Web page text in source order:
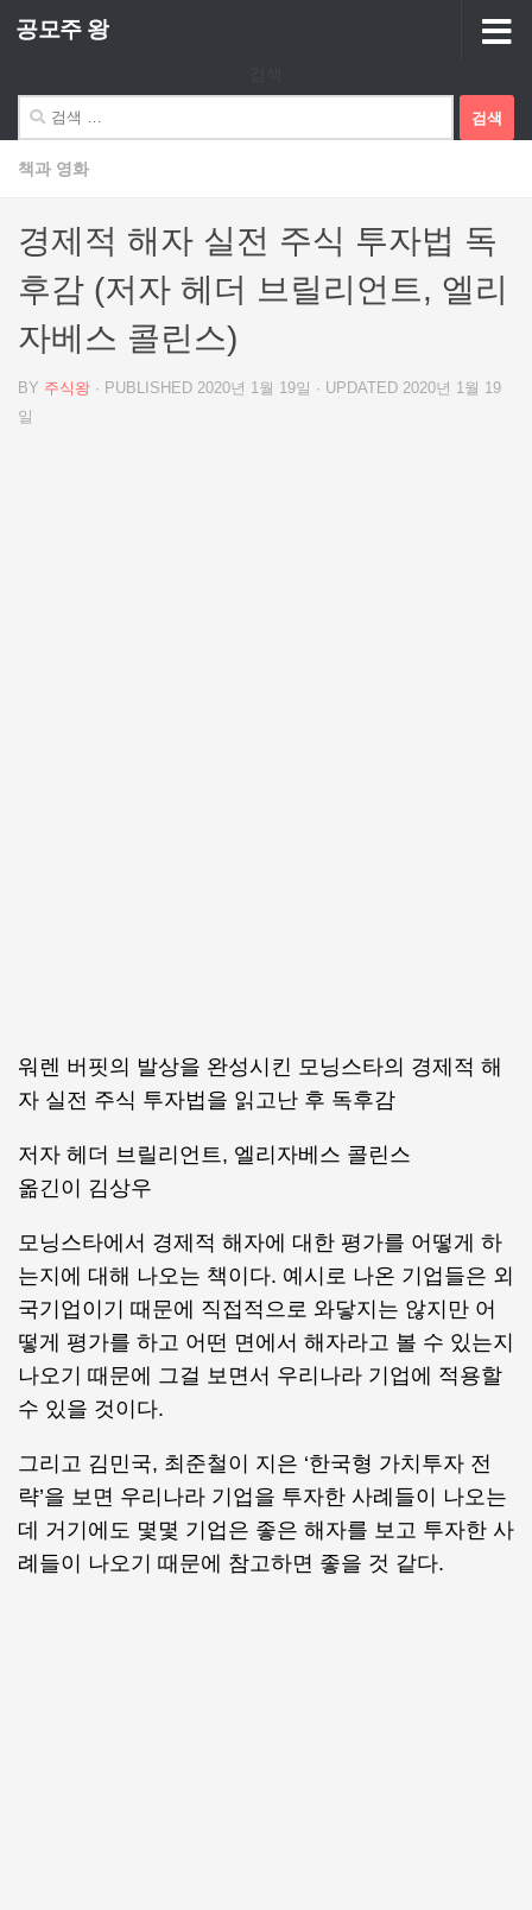
Skip to content
공모주 왕
색:
책과 영화
경제적 해자 실전 주식 투자법 독
후감 (저자 헤더 브릴리언트, 엘리
자베스 콜린스)
BY 주식왕 · PUBLISHED 2020년 1월 19일 · UPDATED 2020년 1월 19
일
워렌 버핏의 발상을 완성시킨 모닝스타의 경제적 해
자 실전 주식 투자법을 읽고난 후 독후감
저자 헤더 브릴리언트, 엘리자베스 콜린스
옮긴이 김상우
모닝스타에서 경제적 해자에 대한 평가를 어떻게 하
는지에 대해 나오는 책이다. 예시로 나온 기업들은 외
국기업이기 때문에 직접적으로 와닿지는 않지만 어
떻게 평가를 하고 어떤 면에서 해자라고 볼 수 있는지
나오기 때문에 그걸 보면서 우리나라 기업에 적용할
수 있을 것이다.
그리고 김민국, 최준철이 지은 ‘한국형 가치투자 전
략’을 보면 우리나라 기업을 투자한 사례들이 나오는
데 거기에도 몇몇 기업은 좋은 해자를 보고 투자한 사
례들이 나오기 때문에 참고하면 좋을 것 같다.